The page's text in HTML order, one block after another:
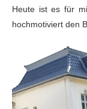
Heute ist es für
hochmotiviert den